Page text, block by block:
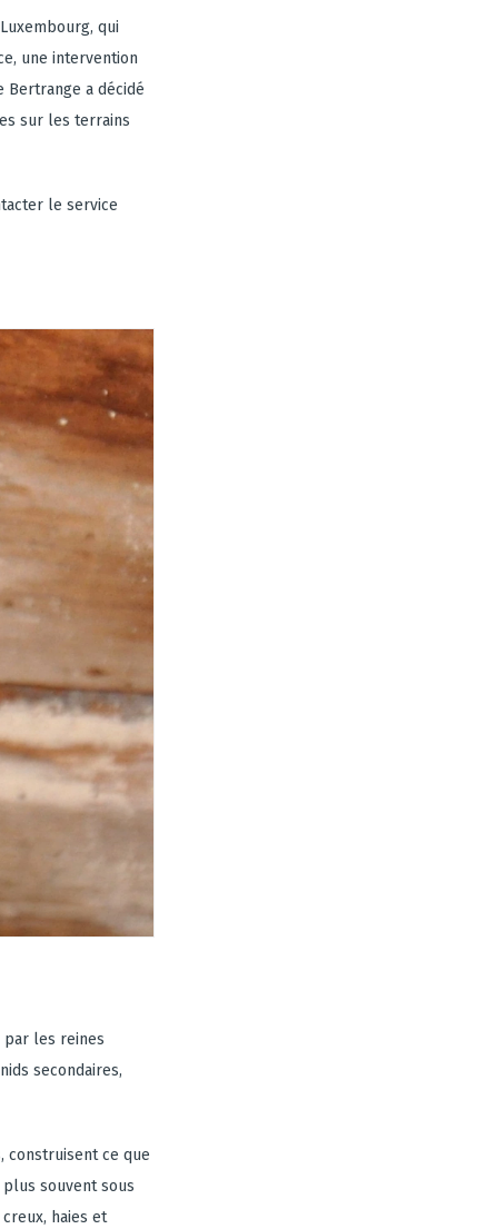
qui
une intervention
Bertrange a décidé
sur les terrains
le service
par les reines
secondaires,
construisent ce que
souvent sous
haies et